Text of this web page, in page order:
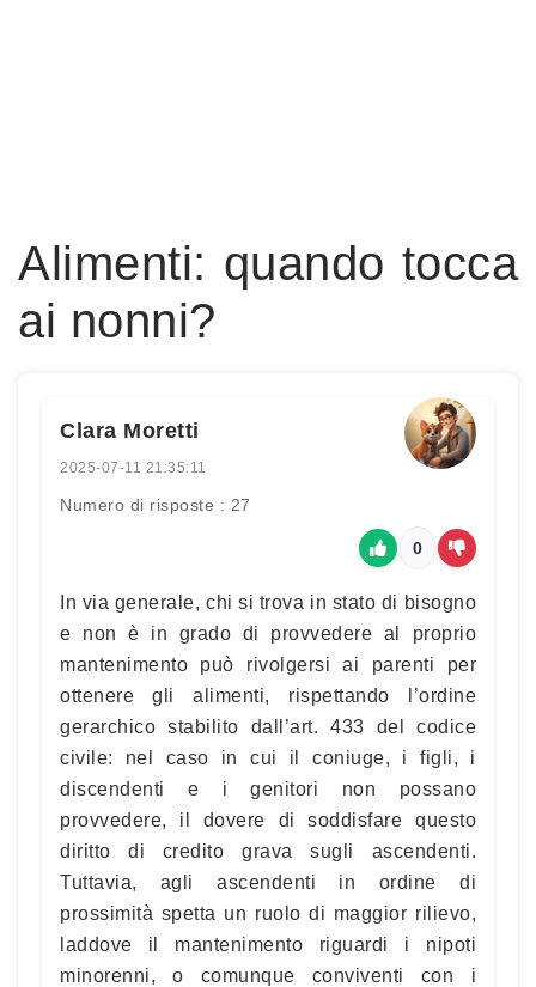
Alimenti: quando tocca
ai nonni?
Clara Moretti
2025-07-11 21:35:11
Numero di risposte : 27
0
In via generale, chi si trova in stato di bisogno
e non è in grado di provvedere al proprio
mantenimento può rivolgersi ai parenti per
ottenere gli alimenti, rispettando l’ordine
gerarchico stabilito dall’art. 433 del codice
civile: nel caso in cui il coniuge, i figli, i
discendenti e i genitori non possano
provvedere, il dovere di soddisfare questo
diritto di credito grava sugli ascendenti.
Tuttavia, agli ascendenti in ordine di
prossimità spetta un ruolo di maggior rilievo,
laddove il mantenimento riguardi i nipoti
minorenni, o comunque conviventi con i